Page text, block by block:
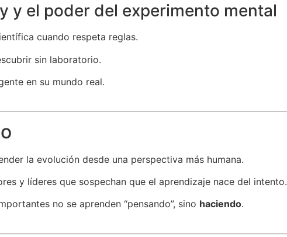
y el poder del experimento mental
cuando respeta reglas.
sin laboratorio.
en su mundo real.
la evolución desde una perspectiva más humana.
y líderes que sospechan que el aprendizaje nace del intento.
no se aprenden “pensando”, sino haciendo.